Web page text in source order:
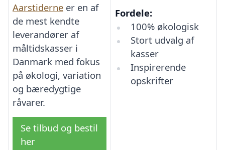
Aarstiderne er en af
de mest kendte
leverandører af
måltidskasser i
Danmark med fokus
på økologi, variation
og bæredygtige
råvarer.
Se tilbud og bestil
her
Fordele:
100% økologisk
Stort udvalg af
kasser
Inspirerende
opskrifter